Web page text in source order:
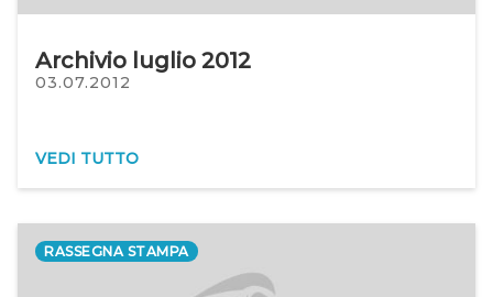
Archivio luglio 2012
03.07.2012
VEDI TUTTO
RASSEGNA STAMPA